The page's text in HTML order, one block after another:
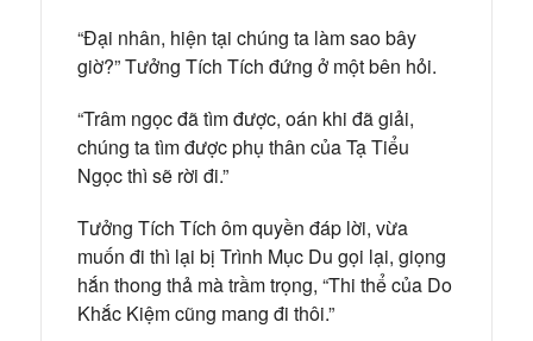
“Đại nhân, hiện tại chúng ta làm sao bây
giờ?” Tưởng Tích Tích đứng ở một bên hỏi.
“Trâm ngọc đã tìm được, oán khi đã giải,
chúng ta tìm được phụ thân của Tạ Tiểu
Ngọc thì sẽ rời đi.”
Tưởng Tích Tích ôm quyền đáp lời, vừa
muốn đi thì lại bị Trình Mục Du gọi lại, giọng
hắn thong thả mà trầm trọng, “Thi thể của Do
Khắc Kiệm cũng mang đi thôi.”